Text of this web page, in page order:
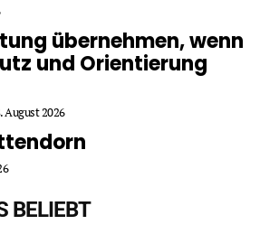
übernehmen, wenn
und Orientierung
August 2026
BELIEBT